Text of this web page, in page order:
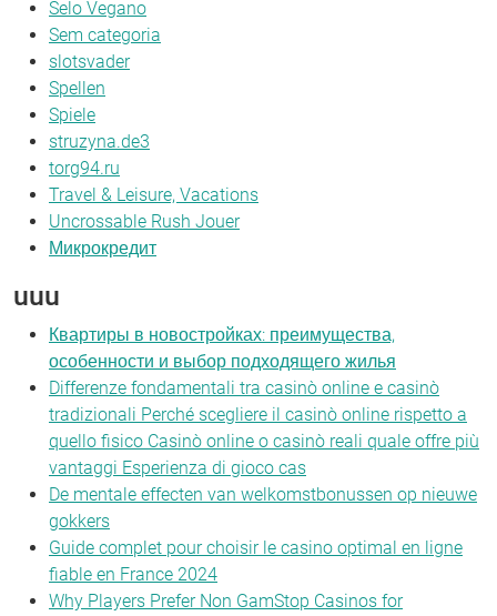
Selo Vegano
Sem categoria
slotsvader
Spellen
Spiele
struzyna.de3
torg94.ru
Travel & Leisure, Vacations
Uncrossable Rush Jouer
Микрокредит
uuu
Квартиры в новостройках: преимущества,
особенности и выбор подходящего жилья
Differenze fondamentali tra casinò online e casinò
tradizionali Perché scegliere il casinò online rispetto a
quello fisico Casinò online o casinò reali quale offre più
vantaggi Esperienza di gioco cas
De mentale effecten van welkomstbonussen op nieuwe
gokkers
Guide complet pour choisir le casino optimal en ligne
fiable en France 2024
Why Players Prefer Non GamStop Casinos for